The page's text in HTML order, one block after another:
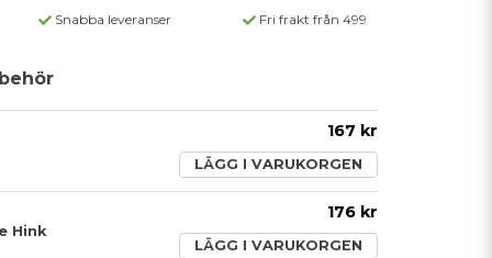
Snabba leveranser Fri frakt från 499
167 kr
LÄGG I VARUKORGEN
Hink
176 kr
LÄGG I VARUKORGEN